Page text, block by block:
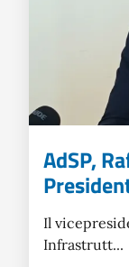
AdSP,
Il
Infrastrutt...